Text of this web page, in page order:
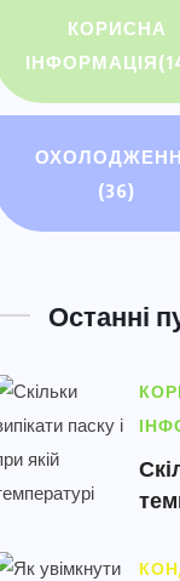
КОРИСНА
ІНФОРМАЦІЯ
(36)
Останні